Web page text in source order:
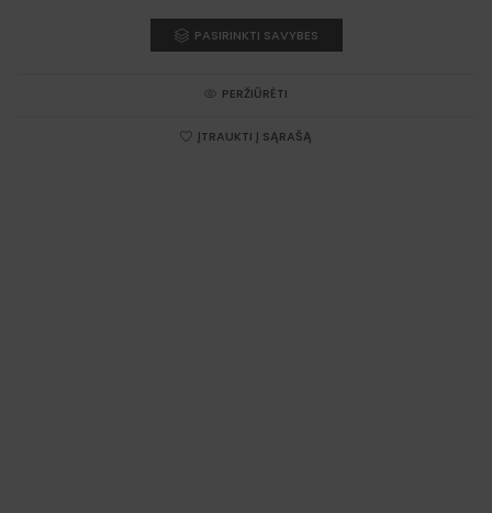
€29.87
PASIRINKTI SAVYBES
PERŽIŪRĖTI
ĮTRAUKTI Į SĄRAŠĄ